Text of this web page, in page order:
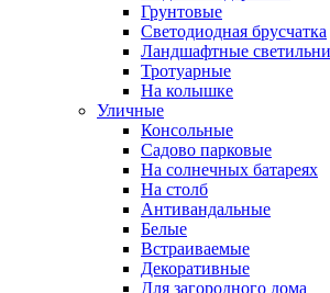
Грунтовые
Светодиодная брусчатка
Ландшафтные
Тротуарные
На колышке
Уличные
Консольные
Садово парковые
На солнечных батареях
На столб
Антивандальные
Белые
Встраиваемые
Декоративные
Для загородного дома